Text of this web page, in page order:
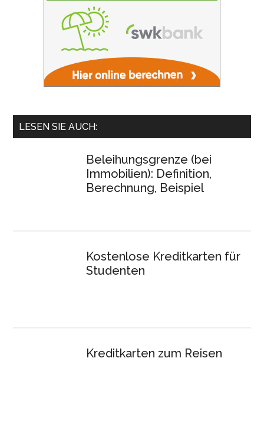
LESEN SIE AUCH:
Beleihungsgrenze (bei
Immobilien): Definition,
Berechnung, Beispiel
Kostenlose Kreditkarten für
Studenten
Kreditkarten zum Reisen